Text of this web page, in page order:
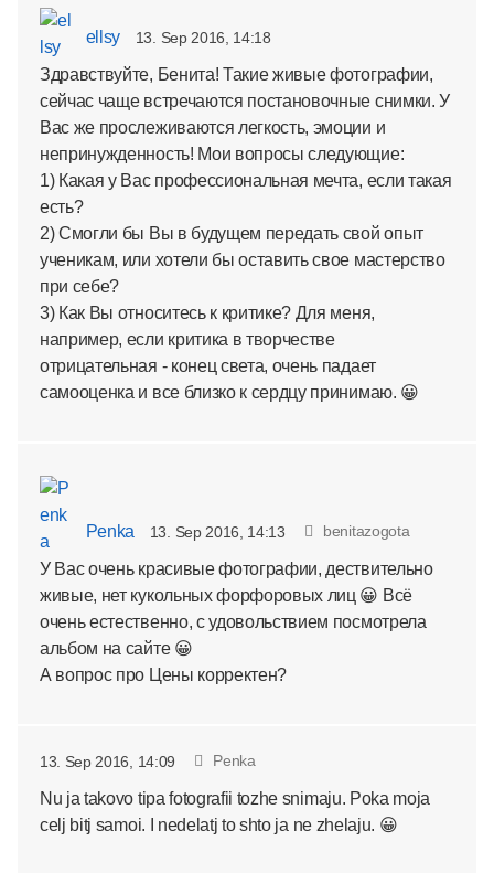
ellsy 13. Sep 2016, 14:18
Здравствуйте, Бенита! Такие живые фотографии,
сейчас чаще встречаются постановочные снимки. У
Вас же прослеживаются легкость, эмоции и
непринужденность! Мои вопросы следующие:
1) Какая у Вас профессиональная мечта, если такая
есть?
2) Смогли бы Вы в будущем передать свой опыт
ученикам, или хотели бы оставить свое мастерство
при себе?
3) Как Вы относитесь к критике? Для меня,
например, если критика в творчестве
отрицательная - конец света, очень падает
самооценка и все близко к сердцу принимаю. 😀
Penka 13. Sep 2016, 14:13 benitazogota
У Вас очень красивые фотографии, дествительно
живые, нет кукольных форфоровых лиц 😀 Всё
очень естественно, с удовольствием посмотрела
альбом на сайте 😀
А вопрос про Цены корректен?
13. Sep 2016, 14:09 Penka
Nu ja takovo tipa fotografii tozhe snimaju. Poka moja
celj bitj samoi. I nedelatj to shto ja ne zhelaju. 😀